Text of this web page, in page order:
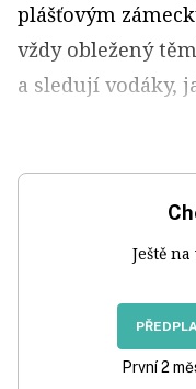
plášťovým
vždy obležený
a sledují vodáky,
Ještě
První 2